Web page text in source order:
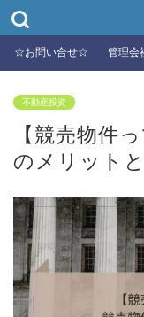
☆お問い合せ☆ 管理会
不動産投資
【競売物件
のメリット